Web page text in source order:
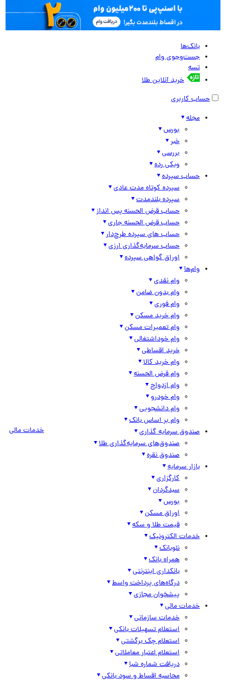
بانک‌ها
جست‌وجوی وام
تسه
خرید آنلاین طلا
حساب کاربری
مجله
بورس
خبر
بررسی
ویکی رده
حساب سپرده
سپرده کوتاه مدت عادی
سپرده بلندمدت
حساب قرض الحسنه پس انداز
حساب قرض الحسنه جاری
حساب های سپرده طرح‌دار
حساب سرمایه‌گذاری ارزی
اوراق گواهی سپرده
وام‌ها
وام نقدی
وام بدون ضامن
وام فوری
وام خرید مسکن
وام تعمیرات مسکن
وام خوداشتغالی
خرید اقساطی
وام خرید کالا
وام قرض الحسنه
وام ازدواج
وام خودرو
وام دانشجویی
وام بر اساس بانک
صندوق سرمایه گذاری
صندوق‌های سرمایه‌گذاری طلا
صندوق نقره
بازار سرمایه
کارگزاری
سبدگردان
بورس
اوراق مسکن
قیمت طلا و سکه
خدمات الکترونیک
نئوبانک
همراه بانک
بانکداری اینترنتی
درگاه‌های پرداخت واسط
پیشخوان مجازی
خدمات مالی
خدمات سازمانی
استعلام تسهیلات بانکی
استعلام چک برگشتی
استعلام اعتبار معاملاتی
دریافت شماره شبا
محاسبه اقساط و سود بانکی
خدمات مالی